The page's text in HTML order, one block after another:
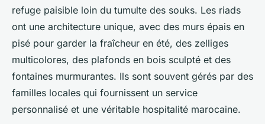
refuge paisible loin du tumulte des souks. Les riads
ont une architecture unique, avec des murs épais en
pisé pour garder la fraîcheur en été, des zelliges
multicolores, des plafonds en bois sculpté et des
fontaines murmurantes. Ils sont souvent gérés par des
familles locales qui fournissent un service
personnalisé et une véritable hospitalité marocaine.